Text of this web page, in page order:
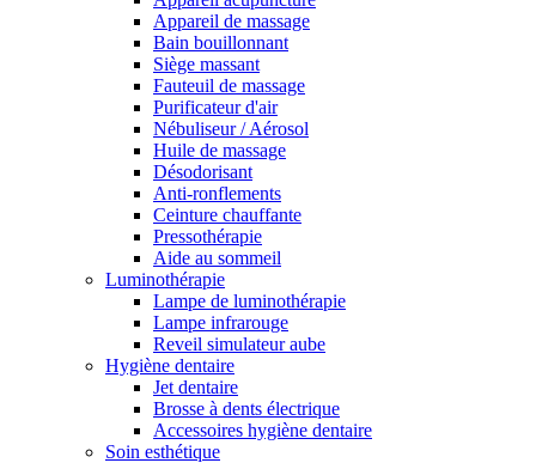
Appareil de massage
Bain bouillonnant
Siège massant
Fauteuil de massage
Purificateur d'air
Nébuliseur / Aérosol
Huile de massage
Désodorisant
Anti-ronflements
Ceinture chauffante
Pressothérapie
Aide au sommeil
Luminothérapie
Lampe de luminothérapie
Lampe infrarouge
Reveil simulateur aube
Hygiène dentaire
Jet dentaire
Brosse à dents électrique
Accessoires hygiène dentaire
Soin esthétique